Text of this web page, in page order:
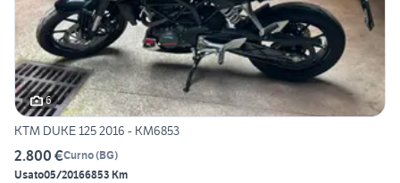
6
KTM DUKE 125 2016 - KM6853
2.800 €Curno(BG)
Usato05/20166853 Km